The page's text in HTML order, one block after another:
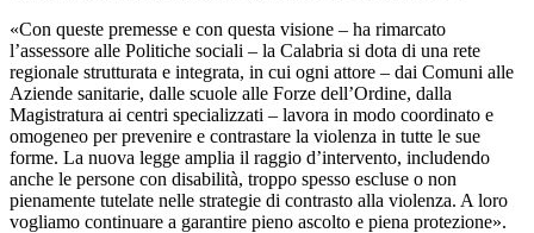
«Con queste premesse e con questa visione – ha rimarcato
l’assessore alle Politiche sociali – la Calabria si dota di una rete
regionale strutturata e integrata, in cui ogni attore – dai Comuni alle
Aziende sanitarie, dalle scuole alle Forze dell’Ordine, dalla
Magistratura ai centri specializzati – lavora in modo coordinato e
omogeneo per prevenire e contrastare la violenza in tutte le sue
forme. La nuova legge amplia il raggio d’intervento, includendo
anche le persone con disabilità, troppo spesso escluse o non
pienamente tutelate nelle strategie di contrasto alla violenza. A loro
vogliamo continuare a garantire pieno ascolto e piena protezione».